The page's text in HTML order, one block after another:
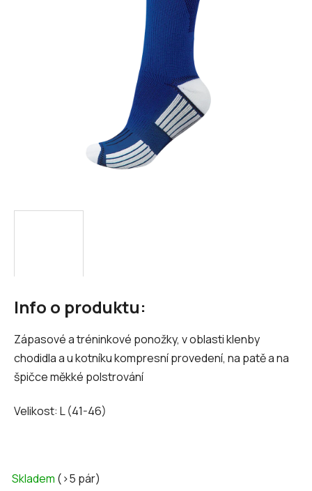
Info o produktu:
Zápasové a tréninkové ponožky, v oblasti klenby
chodidla a u kotníku kompresní provedení, na patě a na
špičce měkké polstrování
Velikost: L (41-46)
Skladem (>5 pár)